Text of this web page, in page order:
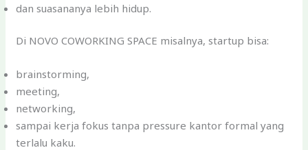
dan suasananya lebih hidup.
Di NOVO COWORKING SPACE misalnya, startup bisa:
brainstorming,
meeting,
networking,
sampai kerja fokus tanpa pressure kantor formal yang
terlalu kaku.